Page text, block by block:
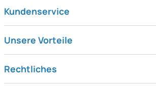
Kundenservice
Unsere Vorteile
Rechtliches